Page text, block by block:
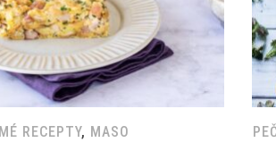
MÉ RECEPTY, MASO